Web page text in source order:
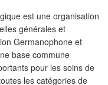
est une organisation
générales et
Germanophone et
base commune
pour les soins de
les catégories de